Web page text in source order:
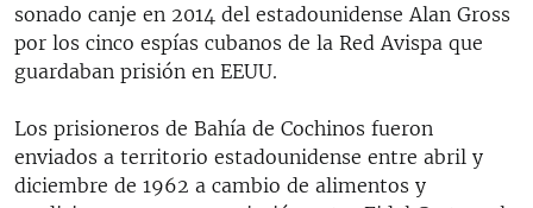
sonado canje en 2014 del estadounidense Alan Gross
por los cinco espías cubanos de la Red Avispa que
guardaban prisión en EEUU.
Los prisioneros de Bahía de Cochinos fueron
enviados a territorio estadounidense entre abril y
diciembre de 1962 a cambio de alimentos y